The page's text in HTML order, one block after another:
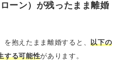
ーン）が残ったまま離婚
を抱えたまま離婚すると、以下の
する可能性があります。